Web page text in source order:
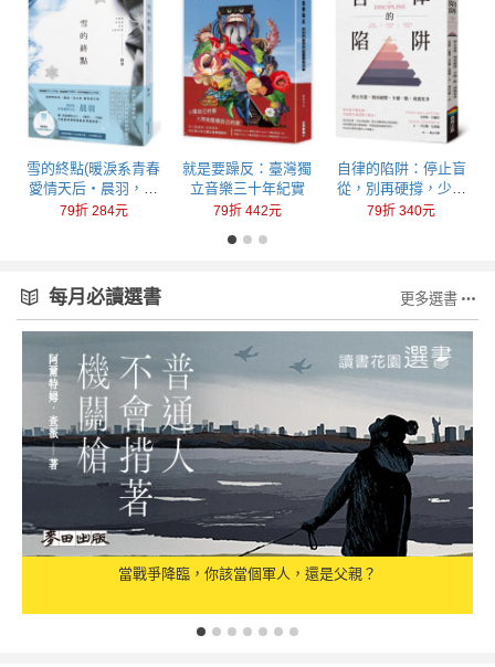
雪的終點(暖淚系青春
愛情天后‧晨羽，全
新加筆黑暗純愛系列
79折 284元
就是要躁反：臺灣獨
立音樂三十年紀實
79折 442元
自律的陷阱：停止盲
從，別再硬撐，少做
一點，成就更多
79折 340元
每月必讀選書 更多選書
當戰爭降臨，你該當個軍人，還是父親？